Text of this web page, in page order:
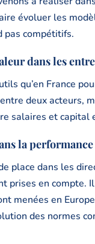
évoluer les
pas compétitifs.
dans les
qu’en France
deux acteurs,
salaires et capital
la
place dans les
prises en compte.
menées en
des normes